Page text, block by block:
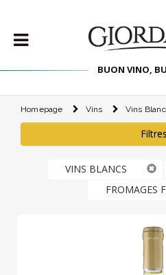
BUON VINO,
VINS
SPÉCIALITÉS
SÉLECTIONS
Homepage Vins Vins
Filtres
VINS BLANCS
FROMAGES